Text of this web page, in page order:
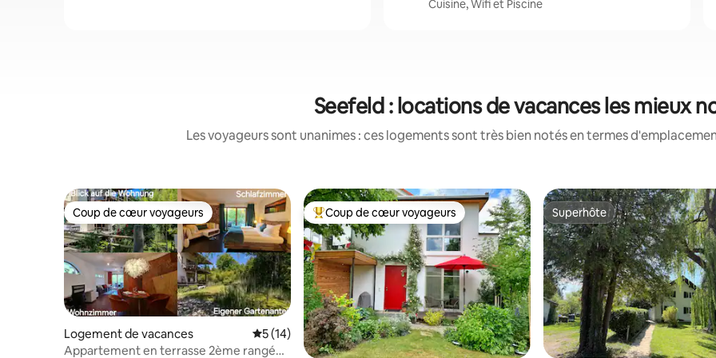
Cuisine, Wifi et Piscine
Seefeld : locations de vacances les mieux
Les voyageurs sont unanimes : ces logements sont très bien notés en termes
Coup de cœur voyageurs
Coup de cœur voyageurs
Logement de vacances Évaluation moyenne sur la base de 14 commentaires : 5 sur 5
5 (14)
Appartement en terrasse 2ème rangée
Coups de cœur voyageurs les plus appréciés
Coup de cœur voyageurs Superhôte
Superhôte